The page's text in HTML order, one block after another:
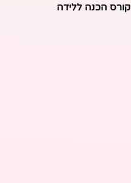
קורס הכנה ללידה